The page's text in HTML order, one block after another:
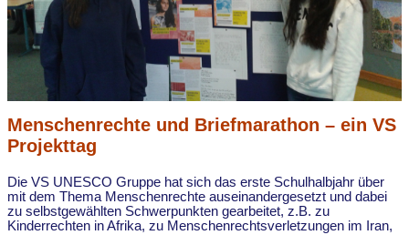
Menschenrechte und Briefmarathon – ein VS
Projekttag
Die VS UNESCO Gruppe hat sich das erste Schulhalbjahr über
mit dem Thema Menschenrechte auseinandergesetzt und dabei
zu selbstgewählten Schwerpunkten gearbeitet, z.B. zu
Kinderrechten in Afrika, zu Menschenrechtsverletzungen im Iran,